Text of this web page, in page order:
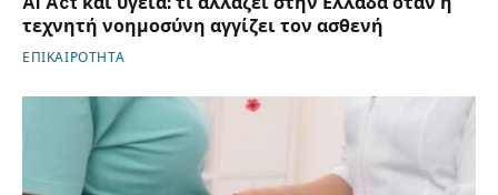
τεχνητή νοημοσύνη αγγίζει τον ασθενή
ΕΠΙΚΑΙΡΟΤΗΤΑ